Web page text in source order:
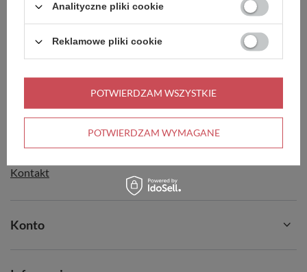
Zamówienia
Śledzenie przesyłki
Chcę zareklamować produkt
Chcę odstąpić od umowy
Kontakt
Konto
Analityczne pliki cookie
Reklamowe pliki cookie
POTWIERDZAM WYMAGANE
POTWIERDZAM WSZYSTKIE